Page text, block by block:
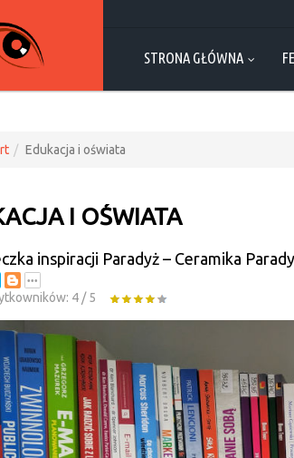
STRONA GŁÓWNA
Edukacja i oświata
I OŚWIATA
inspiracji Paradyż – Ceramika
4 /5